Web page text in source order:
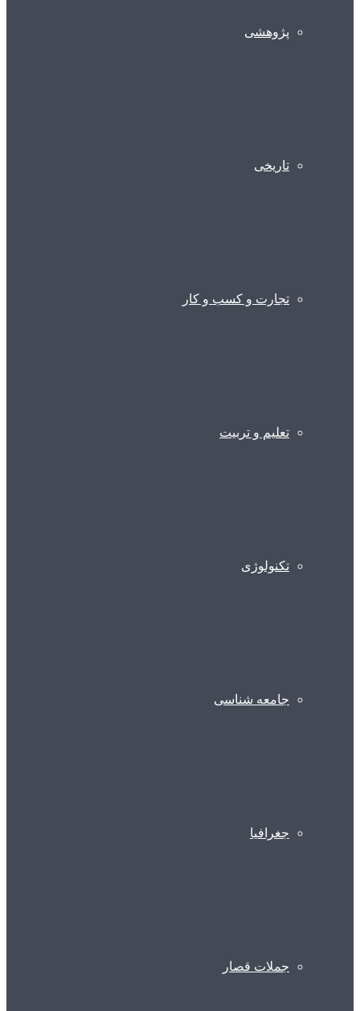
پژوهشی
تاریخی
تجارت و کسب و کار
تعلیم و تربیت
تکنولوژی
جامعه شناسی
جغرافیا
جملات قصار